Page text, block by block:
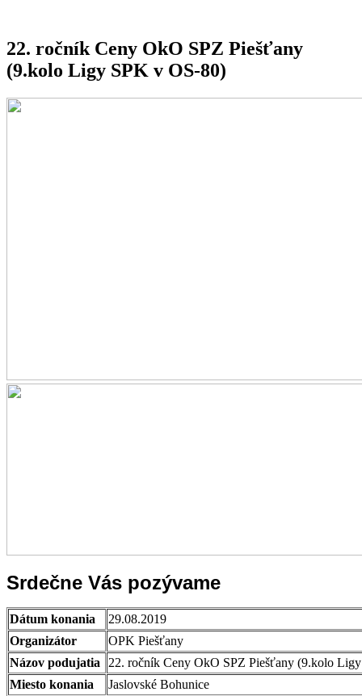
22. ročník Ceny OkO SPZ Piešťany
(9.kolo Ligy SPK v OS-80)
Srdečne Vás pozývame
Dátum konania
29.08.2019
Organizátor
OPK Piešťany
Názov podujatia
22. ročník Ceny OkO SPZ Piešťany (9.kolo
Miesto konania
Jaslovské Bohunice